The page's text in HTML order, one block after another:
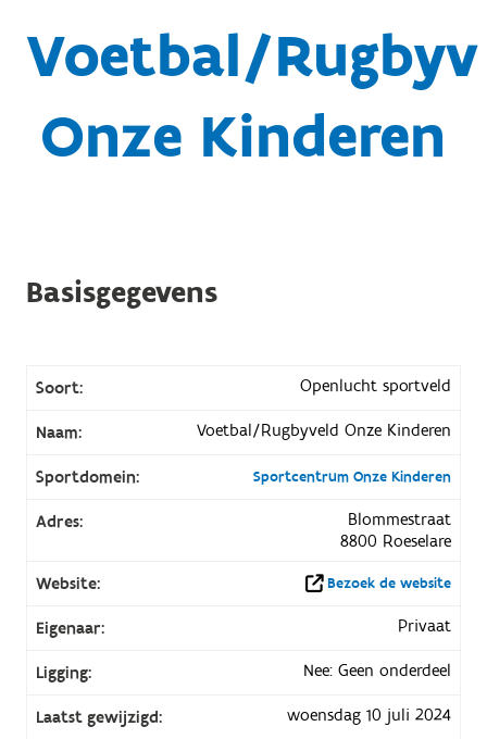
Voetbal/
Onze Kinderen
Basisgegevens
Soort: Openlucht sportveld
Naam: Voetbal/Rugbyveld Onze Kinderen
Sportdomein: Sportcentrum Onze Kinderen
Adres:
Blommestraat
8800 Roeselare
Website:
Bezoek de website
Eigenaar: Privaat
Ligging: Nee: Geen onderdeel
Laatst gewijzigd: woensdag 10 juli 2024